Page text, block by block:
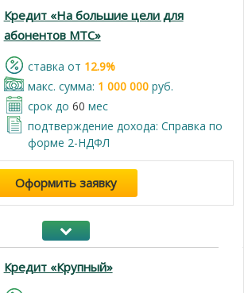
Кредит «На большие цели для
абонентов МТС»
cтавка от 12.9%
макс. сумма: 1 000 000руб.
срок до 60 мес
подтверждение дохода: Справка по
форме 2-НДФЛ
Оформить заявку
Кредит «Крупный»